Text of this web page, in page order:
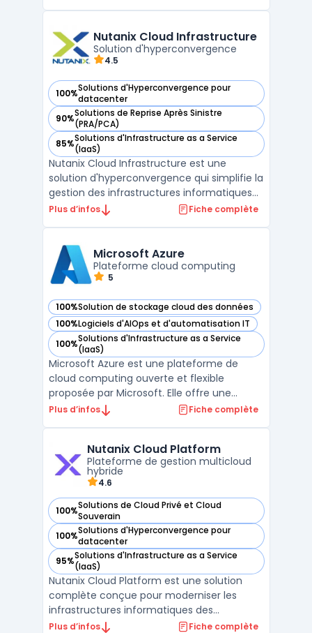
cloud, ce qui signifie qu'elle permet aux
entrep ...
Nutanix Cloud Infrastructure
Solution d'hyperconvergence
4.5
100%Solutions d'Hyperconvergence pour
datacenter
— voir Nutanix Cloud Infrastructure dans cette catégorie
90%Solutions de Reprise Après Sinistre
(PRA/PCA)
— voir Nutanix Cloud Infrastructure dans cette catégorie
85%Solutions d'Infrastructure as a Service
(IaaS)
— voir Nutanix Cloud Infrastructure dans cette catégorie
Nutanix Cloud Infrastructure est une
solution d'hyperconvergence qui simplifie la
gestion des infrastructures informatiques
en intégrant le calcul, le stockage et la
réduire la complexité et les coûts associ ...
Plus d’infos Fiche complète
Microsoft Azure
Plateforme cloud computing
5
100%Solution de stockage cloud des données
— voir Microsoft Azure dans cette catégorie
100%Logiciels d'AIOps et d'automatisation IT
— voir Microsoft Azure dans cette catégorie
100%Solutions d'Infrastructure as a Service
(IaaS)
— voir Microsoft Azure dans cette catégorie
Microsoft Azure est une plateforme de
cloud computing ouverte et flexible
proposée par Microsoft. Elle offre une
approche innovante permettant de réduire
entreprises grâce à une infrastructure
mondiale, des services ...
Plus d’infos Fiche complète
Nutanix Cloud Platform
Plateforme de gestion multicloud
hybride
4.6
100%Solutions de Cloud Privé et Cloud
Souverain
— voir Nutanix Cloud Platform dans cette catégorie
100%Solutions d'Hyperconvergence pour
datacenter
— voir Nutanix Cloud Platform dans cette catégorie
95%Solutions d'Infrastructure as a Service
(IaaS)
— voir Nutanix Cloud Platform dans cette catégorie
Nutanix Cloud Platform est une solution
complète conçue pour moderniser les
infrastructures informatiques des
entreprises en intégrant des services de
Plus d’infos Fiche complète